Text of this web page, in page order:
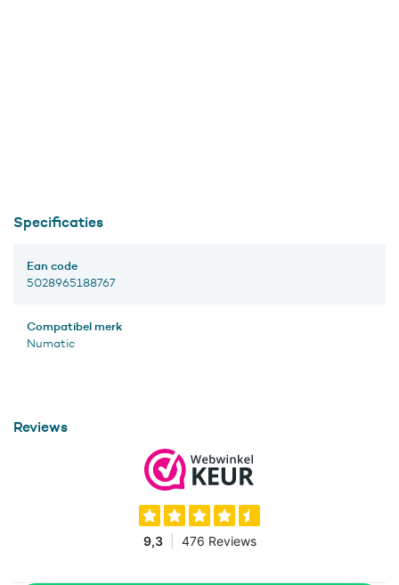
Specificaties
Ean code
5028965188767
Compatibel merk
Numatic
Reviews